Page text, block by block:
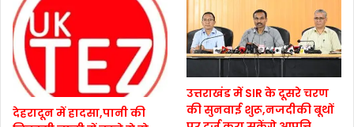
देहरादून में हादसा,पानी की
उत्तराखंड में SIR के दूसरे चरण
की सुनवाई शुरू,नजदीकी बूथों